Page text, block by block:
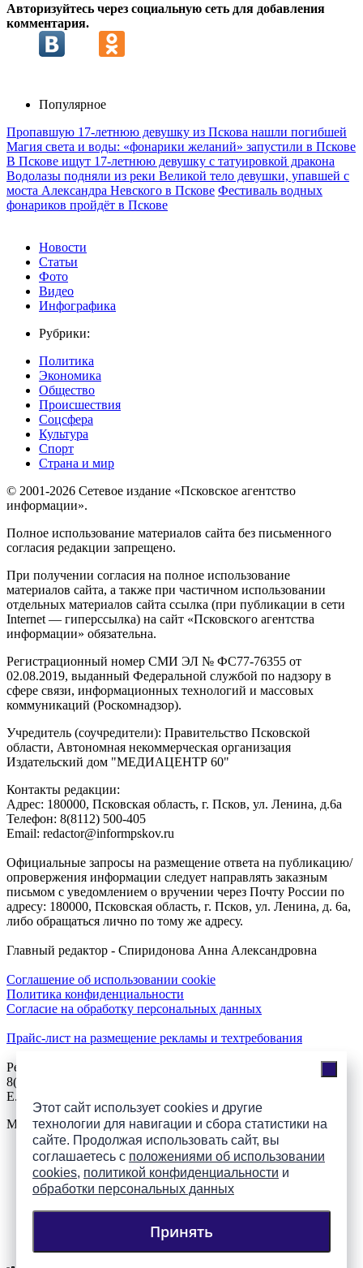
Этот сайт использует cookies и другие
технологии для навигации и сбора статистики на
сайте. Продолжая использовать сайт, вы
соглашаетесь с положениями об использовании
cookies, политикой конфиденциальности и
обработки персональных данных
Принять
Авторизуйтесь через социальную сеть для добавления
комментария.
Популярное
Пропавшую 17-летнюю девушку из Пскова нашли погибшей
Магия света и воды: «фонарики желаний» запустили в Пскове
В Пскове ищут 17‑летнюю девушку с татуировкой дракона
Водолазы подняли из реки Великой тело девушки, упавшей с
моста Александра Невского в Пскове Фестиваль водных
фонариков пройдёт в Пскове
Новости
Статьи
Фото
Видео
Инфографика
Рубрики:
Политика
Экономика
Общество
Происшествия
Соцсфера
Культура
Спорт
Страна и мир
© 2001-2026 Сетевое издание «Псковское агентство
информации».
Полное использование материалов сайта без письменного
согласия редакции запрещено.
При получении согласия на полное использование
материалов сайта, а также при частичном использовании
отдельных материалов сайта ссылка (при публикации в сети
Internet — гиперссылка) на сайт «Псковского агентства
информации» обязательна.
Регистрационный номер СМИ ЭЛ № ФС77-76355 от
02.08.2019, выданный Федеральной службой по надзору в
сфере связи, информационных технологий и массовых
коммуникаций (Роскомнадзор).
Учредитель (соучредители): Правительство Псковской
области, Автономная некоммерческая организация
Издательский дом "МЕДИАЦЕНТР 60"
Контакты редакции:
Адреc: 180000, Псковская область, г. Псков, ул. Ленина, д.6а
Телефон: 8(8112) 500-405
Email: redactor@informpskov.ru
Официальные запросы на размещение ответа на публикацию/
опровержения информации следует направлять заказным
письмом с уведомлением о вручении через Почту России по
адресу: 180000, Псковская область, г. Псков, ул. Ленина, д. 6а,
либо обращаться лично по тому же адресу.
Главный редактор - Спиридонова Анна Александровна
Соглашение об использовании cookie
Политика конфиденциальности
Согласие на обработку персональных данных
Прайс-лист на размещение рекламы и техтребования
Реклама на сайте
8(921)508-52-62, телефон 8(8112) 500-131
E.Sezeikina@mhpsk.ru
Меню
Слушать радио «7 небо» онлайн
Подпишись на группы
ПАИ в соцсетях!